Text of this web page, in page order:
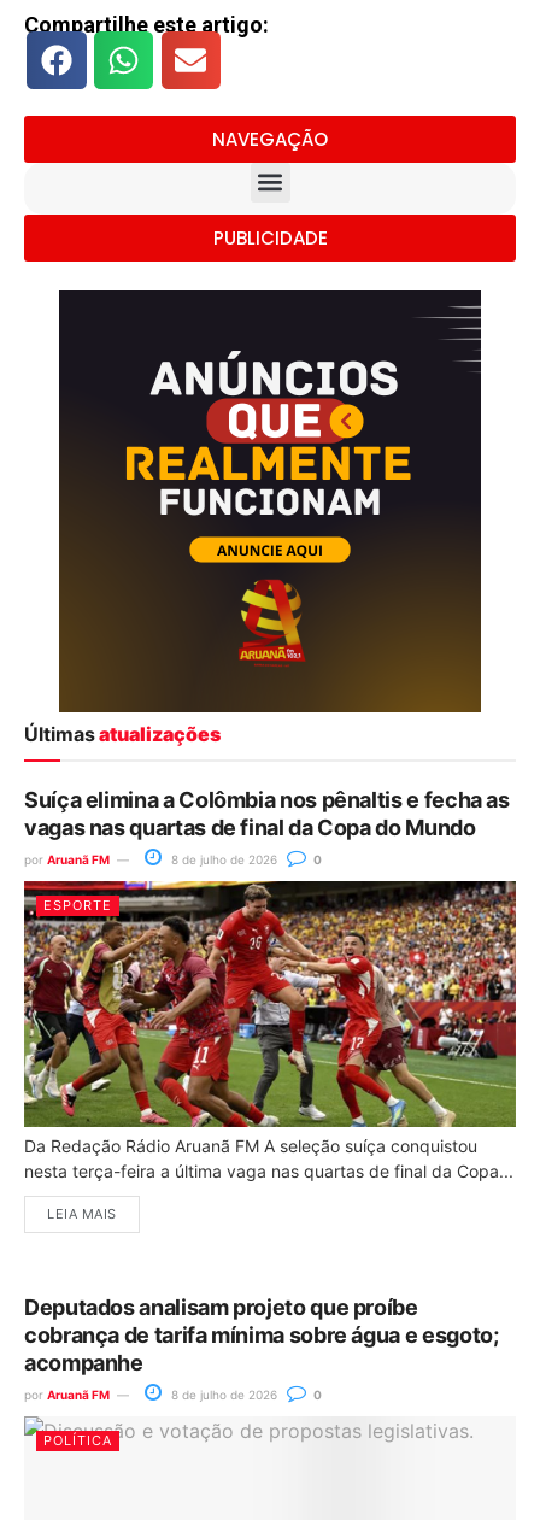
Compartilhe este artigo:
NAVEGAÇÃO
PUBLICIDADE
Últimasatualizações
Suíça elimina a Colômbia nos pênaltis e fecha as
vagas nas quartas de final da Copa do Mundo
por Aruanã FM 8 de julho de 2026 0
ESPORTE
Da Redação Rádio Aruanã FM A seleção suíça conquistou
nesta terça-feira a última vaga nas quartas de final da Copa...
LEIA MAIS
Deputados analisam projeto que proíbe
cobrança de tarifa mínima sobre água e esgoto;
acompanhe
por Aruanã FM 8 de julho de 2026 0
POLÍTICA